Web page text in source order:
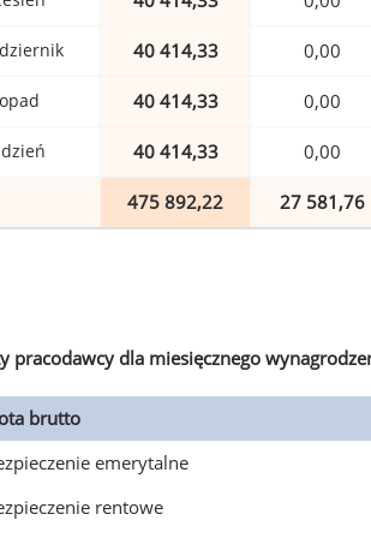
40 414,33 0,00
40 414,33 0,00
40 414,33 0,00
475 892,22 27 581,76
pracodawcy dla miesięcznego
brutto
emerytalne
rentowe